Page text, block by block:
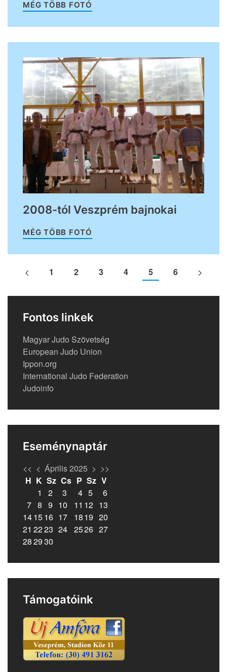
MÉG TÖBB FOTÓ
2008-tól Veszprém bajnokai
MÉG TÖBB FOTÓ
1 2 3 4 5 6
Fontos linkek
Magyar Judo Szövetség
European Judo Union
Ippon.org
International Judo Federation
Judoinfo
Eseménynaptár
<< < Április 2025 > >>
H K Sz Cs P Sz V
1
2 3 4 5
6
7 8 9 10 11 12 13
141516 17 1819 20
21 2223 24 2526 27
282930
Támogatóink